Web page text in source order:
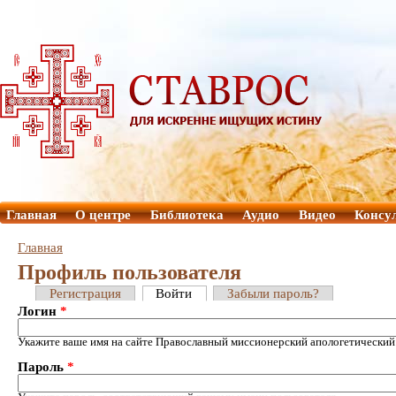
Главная О центре Библиотека Аудио Видео
Главная
Профиль пользователя
Регистрация Войти
Забыли пароль?
Логин *
Укажите ваше имя на сайте Православный миссионерский
Пароль *